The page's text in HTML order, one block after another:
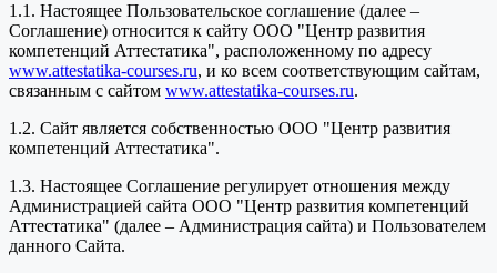
1.1. Настоящее Пользовательское соглашение (далее –
Соглашение) относится к сайту ООО "Центр развития
компетенций Аттестатика", расположенному по адресу
www.attestatika-courses.ru, и ко всем соответствующим сайтам,
связанным с сайтом www.attestatika-courses.ru.
1.2. Сайт является собственностью ООО "Центр развития
компетенций Аттестатика".
1.3. Настоящее Соглашение регулирует отношения между
Администрацией сайта ООО "Центр развития компетенций
Аттестатика" (далее – Администрация сайта) и Пользователем
данного Сайта.